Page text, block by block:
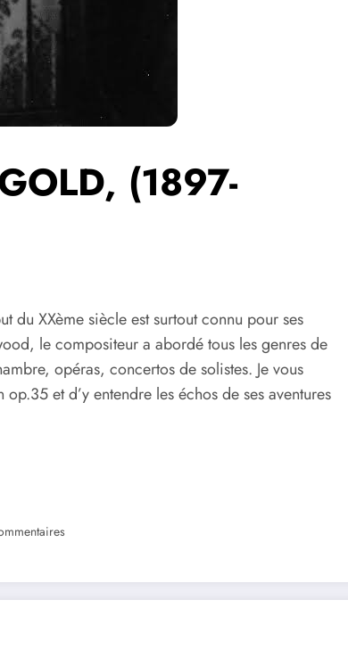
(1897-
XXème siècle est surtout connu pour ses
le compositeur a abordé tous les genres de
opéras, concertos de solistes. Je vous
et d’y entendre les échos de ses aventures